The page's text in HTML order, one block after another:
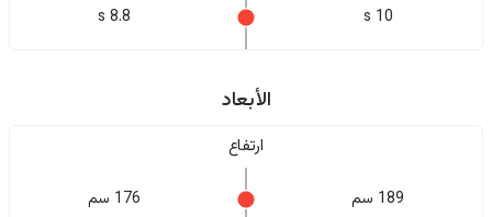
10 s
8.8 s
الأبعاد
ارتفاع
189 سم 176 سم